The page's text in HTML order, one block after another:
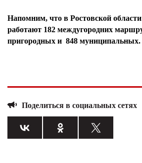
Напомним, что в Ростовской
работают 182 междугородних
пригородных и 848 муниципальных.
Поделиться в социальных сетях